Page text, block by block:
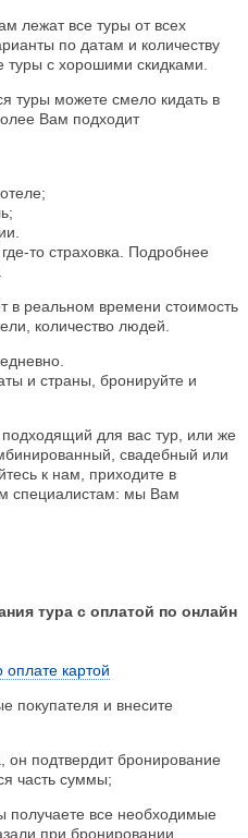
лежат все туры от всех
по датам и количеству
с хорошими скидками.
туры можете смело кидать в
Вам подходит
то страховка. Подробнее
в реальном времени стоимость
количество людей.
и страны, бронируйте и
для вас тур, или же
свадебный или
к нам, приходите в
специалистам: мы Вам
тура с оплатой по онлайн
картой
покупателя и внесите
он подтвердит бронирование
часть суммы;
получаете все необходимые
при бронировании.